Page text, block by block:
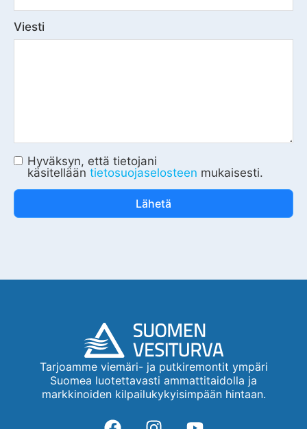
Viesti
Hyväksyn, että tietojani
käsitellään tietosuojaselosteen mukaisesti.
Lähetä
Tarjoamme viemäri- ja putkiremontit ympäri
Suomea luotettavasti ammattitaidolla ja
markkinoiden kilpailukykyisimpään hintaan.